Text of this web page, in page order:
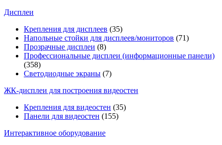
Дисплеи
Крепления для дисплеев (35)
Напольные стойки для дисплеев/мониторов (71)
Прозрачные дисплеи (8)
Профессиональные дисплеи (информационные панели)
(358)
Светодиодные экраны (7)
ЖК-дисплеи для построения видеостен
Крепления для видеостен (35)
Панели для видеостен (155)
Интерактивное оборудование